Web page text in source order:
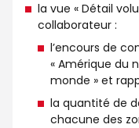
la vue « Détail
collaborateur :
l’encours de
« Amérique du
monde » et
la quantité de
chacune des